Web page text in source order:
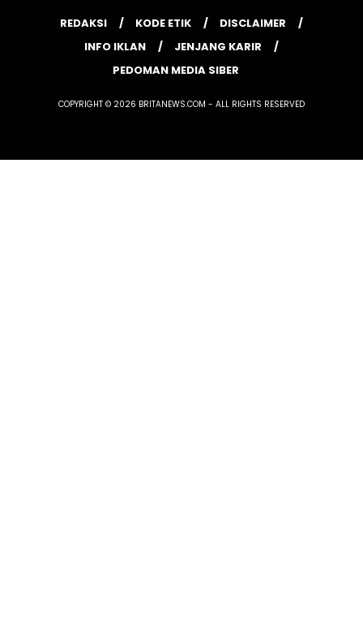
REDAKSI KODE ETIK
DISCLAIMER
INFO IKLAN
JENJANG KARIR
PEDOMAN MEDIA SIBER
COPYRIGHT © 2026 BRITANEWS.COM - ALL RIGHTS RESERVED